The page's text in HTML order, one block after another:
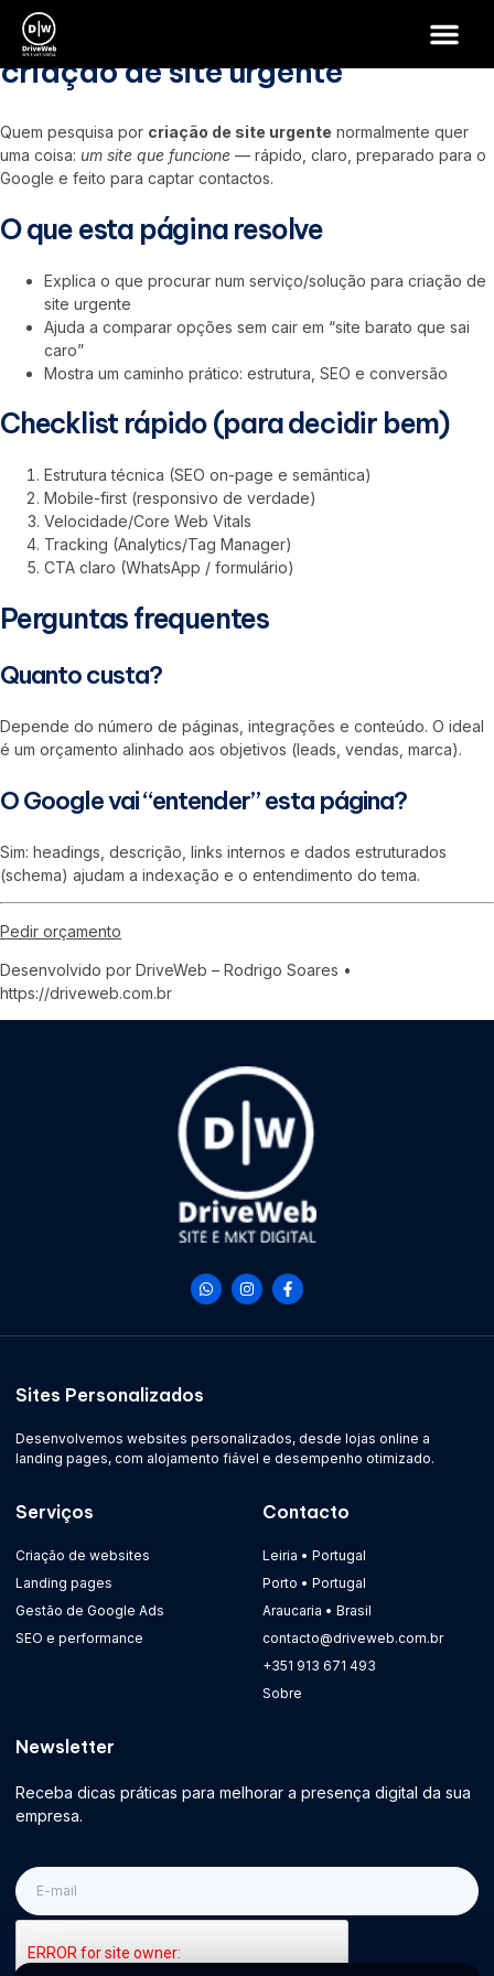
criação de site urgente
Quem pesquisa por criação de site urgente normalmente quer
uma coisa: um site que funcione — rápido, claro, preparado para o
Google e feito para captar contactos.
O que esta página resolve
Explica o que procurar num serviço/solução para criação de
site urgente
Ajuda a comparar opções sem cair em “site barato que sai
caro”
Mostra um caminho prático: estrutura, SEO e conversão
Checklist rápido (para decidir bem)
Estrutura técnica (SEO on-page e semântica)
Mobile-first (responsivo de verdade)
Velocidade/Core Web Vitals
Tracking (Analytics/Tag Manager)
CTA claro (WhatsApp / formulário)
Perguntas frequentes
Quanto custa?
Depende do número de páginas, integrações e conteúdo. O ideal
é um orçamento alinhado aos objetivos (leads, vendas, marca).
O Google vai “entender” esta página?
Sim: headings, descrição, links internos e dados estruturados
(schema) ajudam a indexação e o entendimento do tema.
Pedir orçamento
Desenvolvido por DriveWeb – Rodrigo Soares •
https://driveweb.com.br
Sites Personalizados
Desenvolvemos websites personalizados, desde lojas online a
landing pages, com alojamento fiável e desempenho otimizado.
Serviços
Criação de websites
Landing pages
Gestão de Google Ads
SEO e performance
Contacto
Leiria • Portugal
Porto • Portugal
Araucaria • Brasil
contacto@driveweb.com.br
+351 913 671 493
Sobre
Newsletter
Receba dicas práticas para melhorar a presença digital da sua
empresa.
E-
mail